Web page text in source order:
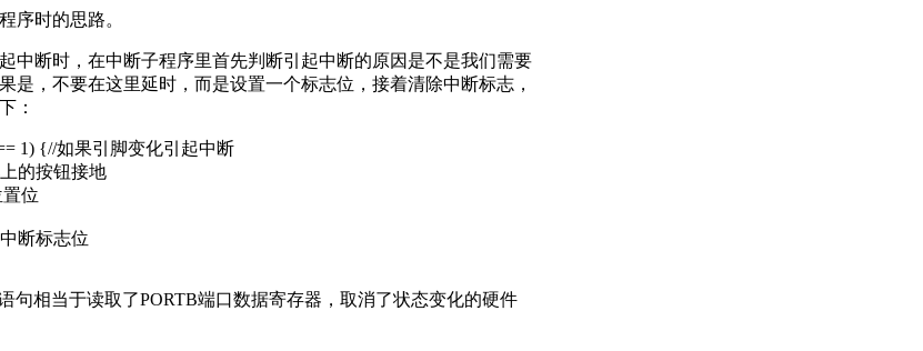
时的思路。
断时，在中断子程序里首先判断引起中断的原因是不是我们需要
是，不要在这里延时，而是设置一个标志位，接着清除中断标志，
：
1) {//如果引脚变化引起中断
的按钮接地
位
断标志位
相当于读取了PORTB端口数据寄存器，取消了状态变化的硬件